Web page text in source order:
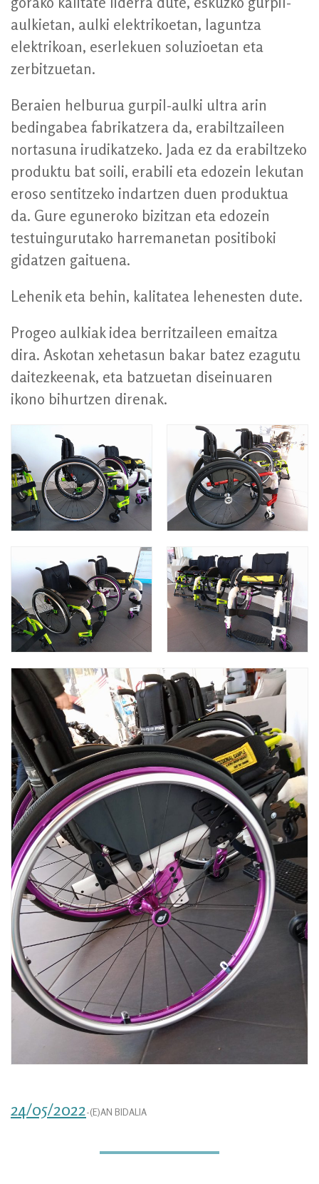
aulkietan, aulki elektrikoetan, laguntza
elektrikoan, eserlekuen soluzioetan eta
zerbitzuetan.
Beraien helburua gurpil-aulki ultra arin
bedingabea fabrikatzera da, erabiltzaileen
nortasuna irudikatzeko. Jada ez da erabiltzeko
produktu bat soili, erabili eta edozein lekutan
eroso sentitzeko indartzen duen produktua
da. Gure eguneroko bizitzan eta edozein
testuingurutako harremanetan positiboki
gidatzen gaituena.
Lehenik eta behin, kalitatea lehenesten dute.
Progeo aulkiak idea berritzaileen emaitza
dira. Askotan xehetasun bakar batez ezagutu
daitezkeenak, eta batzuetan diseinuaren
ikono bihurtzen direnak.
24/05/2022-(E)AN BIDALIA